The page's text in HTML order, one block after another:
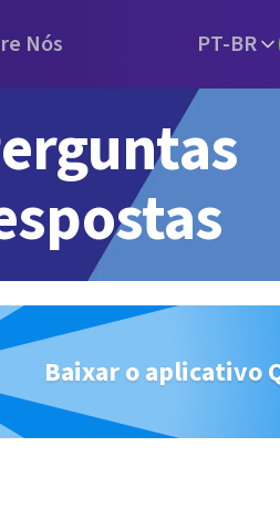
Nós PT-BR
Baixar o aplicativo